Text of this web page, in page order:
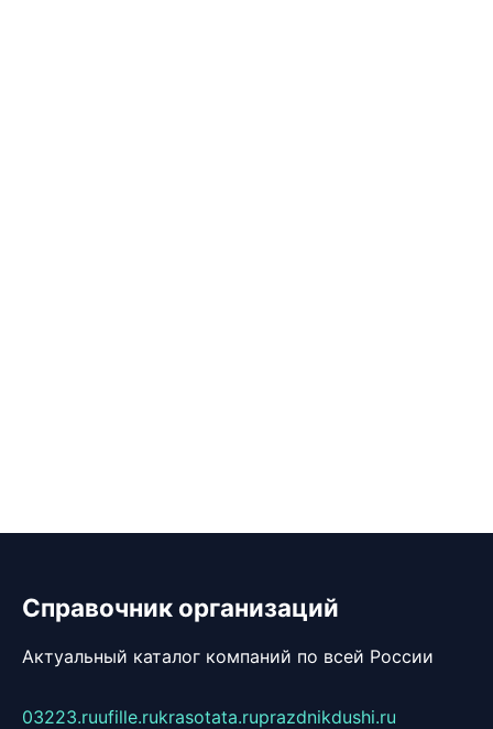
Справочник организаций
Актуальный каталог компаний по всей России
03223.ruufille.rukrasotata.ruprazdnikdushi.ru